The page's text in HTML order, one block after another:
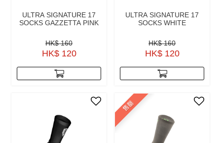
ULTRA SIGNATURE 17
SOCKS GAZZETTA PINK
HK$ 160
HK$ 120
ULTRA SIGNATURE 17
SOCKS WHITE
HK$ 160
HK$ 120
售罄